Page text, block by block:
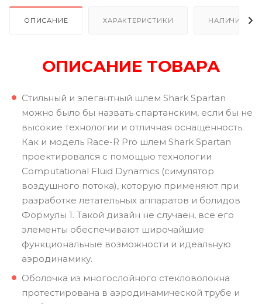
ОПИСАНИЕ ХАРАКТЕРИСТИКИ НАЛИЧИЕ В
ОПИСАНИЕ ТОВАРА
Стильный и элегантный шлем Shark Spartan
можно было бы назвать спартанским, если бы не
высокие технологии и отличная оснащенность.
Как и модель Race-R Pro шлем Shark Spartan
проектировался с помощью технологии
Computational Fluid Dynamics (симулятор
воздушного потока), которую применяют при
разработке летательных аппаратов и болидов
Формулы 1. Такой дизайн не случаен, все его
элементы обеспечивают широчайшие
функциональные возможности и идеальную
аэродинамику.
Оболочка из многослойного стекловолокна
протестирована в аэродинамической трубе и